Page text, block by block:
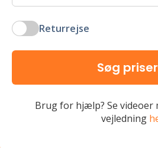
Returrejse
Søg priser
Brug for hjælp? Se videoer
vejledning